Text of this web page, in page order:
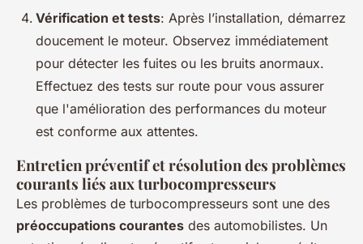
Vérification et tests: Après l’installation, démarrez
doucement le moteur. Observez immédiatement
pour détecter les fuites ou les bruits anormaux.
Effectuez des tests sur route pour vous assurer
que l'amélioration des performances du moteur
est conforme aux attentes.
Entretien préventif et résolution des problèmes
courants liés aux turbocompresseurs
Les problèmes de turbocompresseurs sont une des
préoccupations courantes des automobilistes. Un